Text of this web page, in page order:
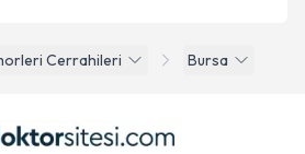
Cerrahileri Bursa